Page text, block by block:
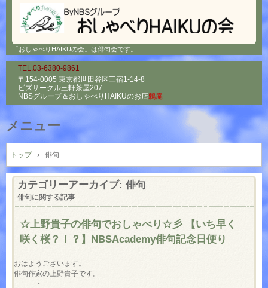
「おしゃべりHAIKUの会」は俳句会です。
TEL.03-6380-9861
〒154-0005 東京都世田谷区三宿1-14-8
ビズサークル三軒茶屋207
NBSグループ＆ おしゃべりHAIKUのお店鶫庵
メニュー
コ
ン
テ
ン
へ
トップ › 俳句
カテゴリーアーカイブ: 俳句
俳句に関する記事
☆上野貴子の俳句でおしゃべり☆彡 【いち早く
咲く桜？！？】NBSAcademy俳句記念日便り
おはようございます。
俳句作家の上野貴子です。
・